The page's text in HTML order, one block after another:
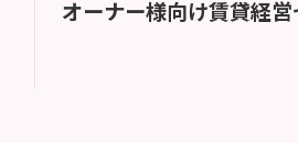
オーナー様向け賃貸経